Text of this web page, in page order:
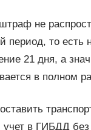
не
период, то есть
21 дня, а
в полном
учет в ГИБДД